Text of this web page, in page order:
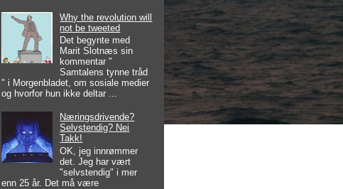
Why the revolution will
not be tweeted
Det begynte med
Marit Slotnæs sin
kommentar "
Samtalens tynne tråd
" i Morgenbladet, om sosiale medier
og hvorfor hun ikke deltar ...
Næringsdrivende?
Selvstendig? Nei
Takk!
OK, jeg innrømmer
det. Jeg har vært
"selvstendig" i mer
enn 25 år. Det må være